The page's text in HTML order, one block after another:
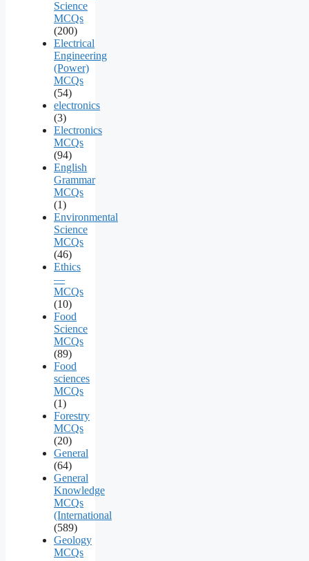
Science
MCQs
(200)
Electrical
Engineering
(Power)
MCQs
(54)
electronics
(3)
Electronics
MCQs
(94)
English
Grammar
MCQs
(1)
Environmental
Science
MCQs
(46)
Ethics
—
MCQs
(10)
Food
Science
MCQs
(89)
Food
sciences
MCQs
(1)
Forestry
MCQs
(20)
General
(64)
General
Knowledge
MCQs
(International
(589)
Geology
MCQs